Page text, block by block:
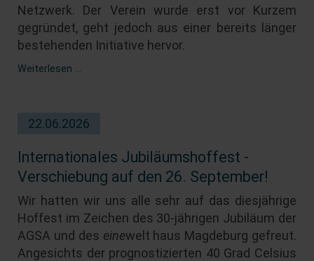
Netzwerk. Der Verein wurde erst vor Kurzem
gegründet, geht jedoch aus einer bereits länger
bestehenden Initiative hervor.
Weiterlesen …
Gespräch:
e.V.
22.06.2026
Internationales Jubiläumshoffest -
Verschiebung auf den 26. September!
Wir hatten wir uns alle sehr auf das diesjährige
Hoffest im Zeichen des 30-jährigen Jubiläum der
AGSA und des einewelt haus Magdeburg gefreut.
Angesichts der prognostizierten 40 Grad Celsius